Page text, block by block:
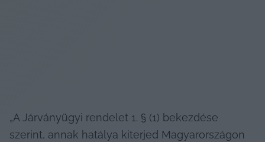
„A Járványügyi rendelet 1. § (1) bekezdése
szerint, annak hatálya kiterjed Magyarországon